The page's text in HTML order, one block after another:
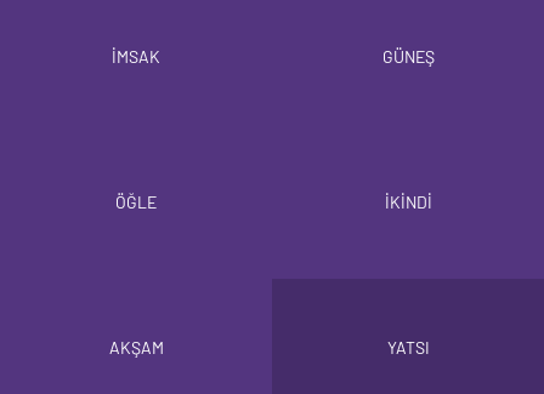
İMSAK GÜNEŞ
ÖĞLE İKİNDİ
AKŞAM YATSI